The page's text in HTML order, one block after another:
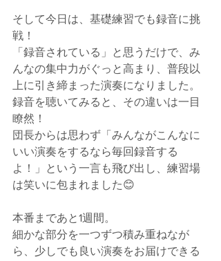
そして今日は、基礎練習でも録音に挑
戦！
「録音されている」と思うだけで、み
んなの集中力がぐっと高まり、普段以
上に引き締まった演奏になりました。
録音を聴いてみると、その違いは一目
瞭然！
団長からは思わず「みんながこんなに
いい演奏をするなら毎回録音する
よ！」という一言も飛び出し、練習場
は笑いに包まれました😊
本番まであと1週間。
細かな部分を一つずつ積み重ねなが
ら、少しでも良い演奏をお届けできる